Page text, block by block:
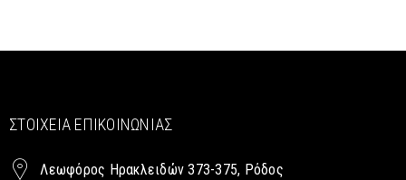
ΣΤΟΙΧΕΊΑ ΕΠΙΚΟΙΝΩΝΊΑΣ
Λεωφόρος Ηρακλειδών 373-375, Ρόδος